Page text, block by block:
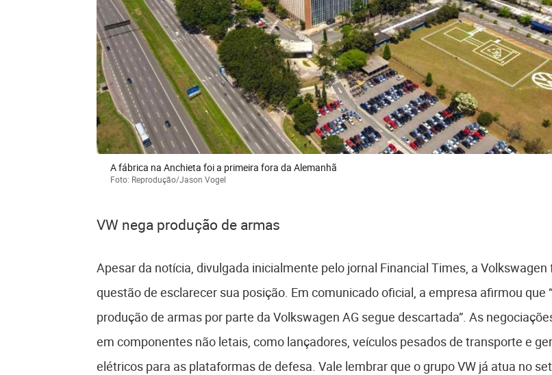
A fábrica na Anchieta foi a primeira fora da Alemanhã
Foto: Reprodução/Jason Vogel
VW nega produção de armas
Apesar da notícia, divulgada inicialmente pelo jornal Financial Times, a Volkswagen
questão de esclarecer sua posição. Em comunicado oficial, a empresa afirmou que
produção de armas por parte da Volkswagen AG segue descartada”. As
em componentes não letais, como lançadores, veículos pesados de transporte e
elétricos para as plataformas de defesa. Vale lembrar que o grupo VW já atua no